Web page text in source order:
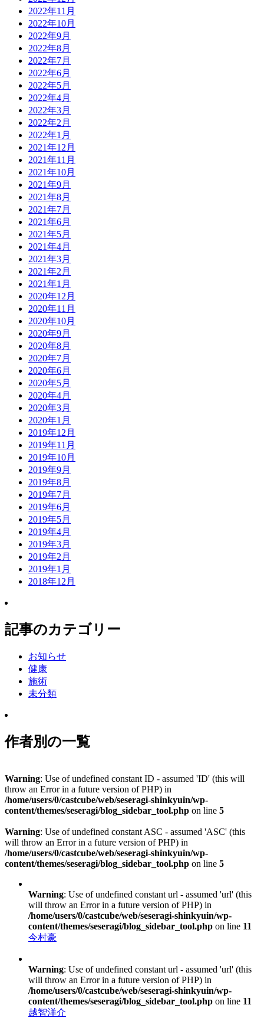
2022年11月
2022年10月
2022年9月
2022年8月
2022年7月
2022年6月
2022年5月
2022年4月
2022年3月
2022年2月
2022年1月
2021年12月
2021年11月
2021年10月
2021年9月
2021年8月
2021年7月
2021年6月
2021年5月
2021年4月
2021年3月
2021年2月
2021年1月
2020年12月
2020年11月
2020年10月
2020年9月
2020年8月
2020年7月
2020年6月
2020年5月
2020年4月
2020年3月
2020年1月
2019年12月
2019年11月
2019年10月
2019年9月
2019年8月
2019年7月
2019年6月
2019年5月
2019年4月
2019年3月
2019年2月
2019年1月
2018年12月
記事のカテゴリー
お知らせ
健康
施術
未分類
作者別の一覧
Warning: Use of undefined constant ID - assumed 'ID' (this will
throw an Error in a future version of PHP) in
/home/users/0/castcube/web/seseragi-shinkyuin/wp-
content/themes/seseragi/blog_sidebar_tool.php on line 5
Warning: Use of undefined constant ASC - assumed 'ASC' (this
will throw an Error in a future version of PHP) in
/home/users/0/castcube/web/seseragi-shinkyuin/wp-
content/themes/seseragi/blog_sidebar_tool.php on line 5
Warning: Use of undefined constant url - assumed 'url' (this
will throw an Error in a future version of PHP) in
/home/users/0/castcube/web/seseragi-shinkyuin/wp-
content/themes/seseragi/blog_sidebar_tool.php on line 11
今村豪
Warning: Use of undefined constant url - assumed 'url' (this
will throw an Error in a future version of PHP) in
/home/users/0/castcube/web/seseragi-shinkyuin/wp-
content/themes/seseragi/blog_sidebar_tool.php on line 11
越智洋介